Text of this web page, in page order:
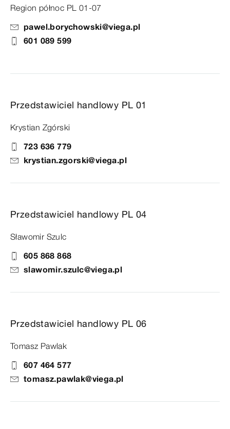
Region północ PL 01-07
pawel.borychowski@viega.pl
601 089 599
Przedstawiciel handlowy PL 01
Krystian Zgórski
723 636 779
krystian.zgorski@viega.pl
Przedstawiciel handlowy PL 04
Sławomir Szulc
605 868 868
slawomir.szulc@viega.pl
Przedstawiciel handlowy PL 06
Tomasz Pawlak
607 464 577
tomasz.pawlak@viega.pl